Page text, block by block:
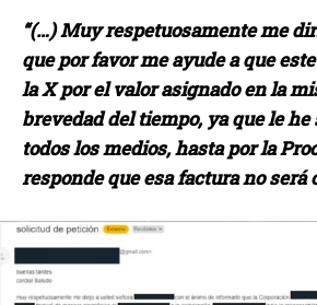
“(…) Muy respetuosamente me
que por favor me ayude a que
la X por el valor asignado en la
brevedad del tiempo, ya que le
todos los medios, hasta por la
responde que esa factura no será